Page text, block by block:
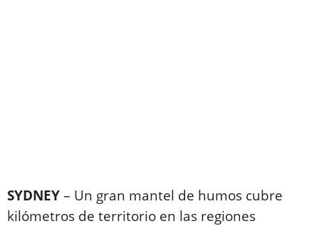
SYDNEY– Un gran mantel de humos cubre
kilómetros de territorio en las regiones